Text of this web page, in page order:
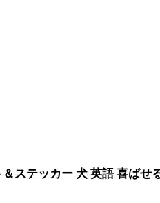
ステッカー 犬 英語 喜ば